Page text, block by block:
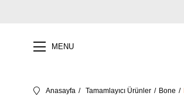
MENU
Anasayfa Tamamlayıcı Ürünler Bone